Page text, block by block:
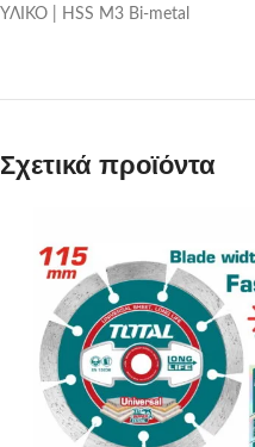
ΥΛΙΚΟ | HSS M3 Bi-metal
Σχετικά προϊόντα